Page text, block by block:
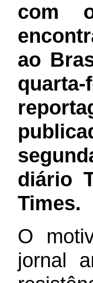
com
ao
diário
Times.
O
jornal